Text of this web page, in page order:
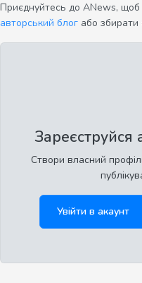
Приєднуйтесь до ANews, щоб
авторський блог або збирати
Зареєструйся
Створи власний
Увійти в акаунт